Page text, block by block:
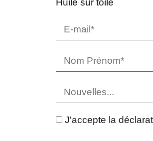
Huile sur toile
J'accepte la